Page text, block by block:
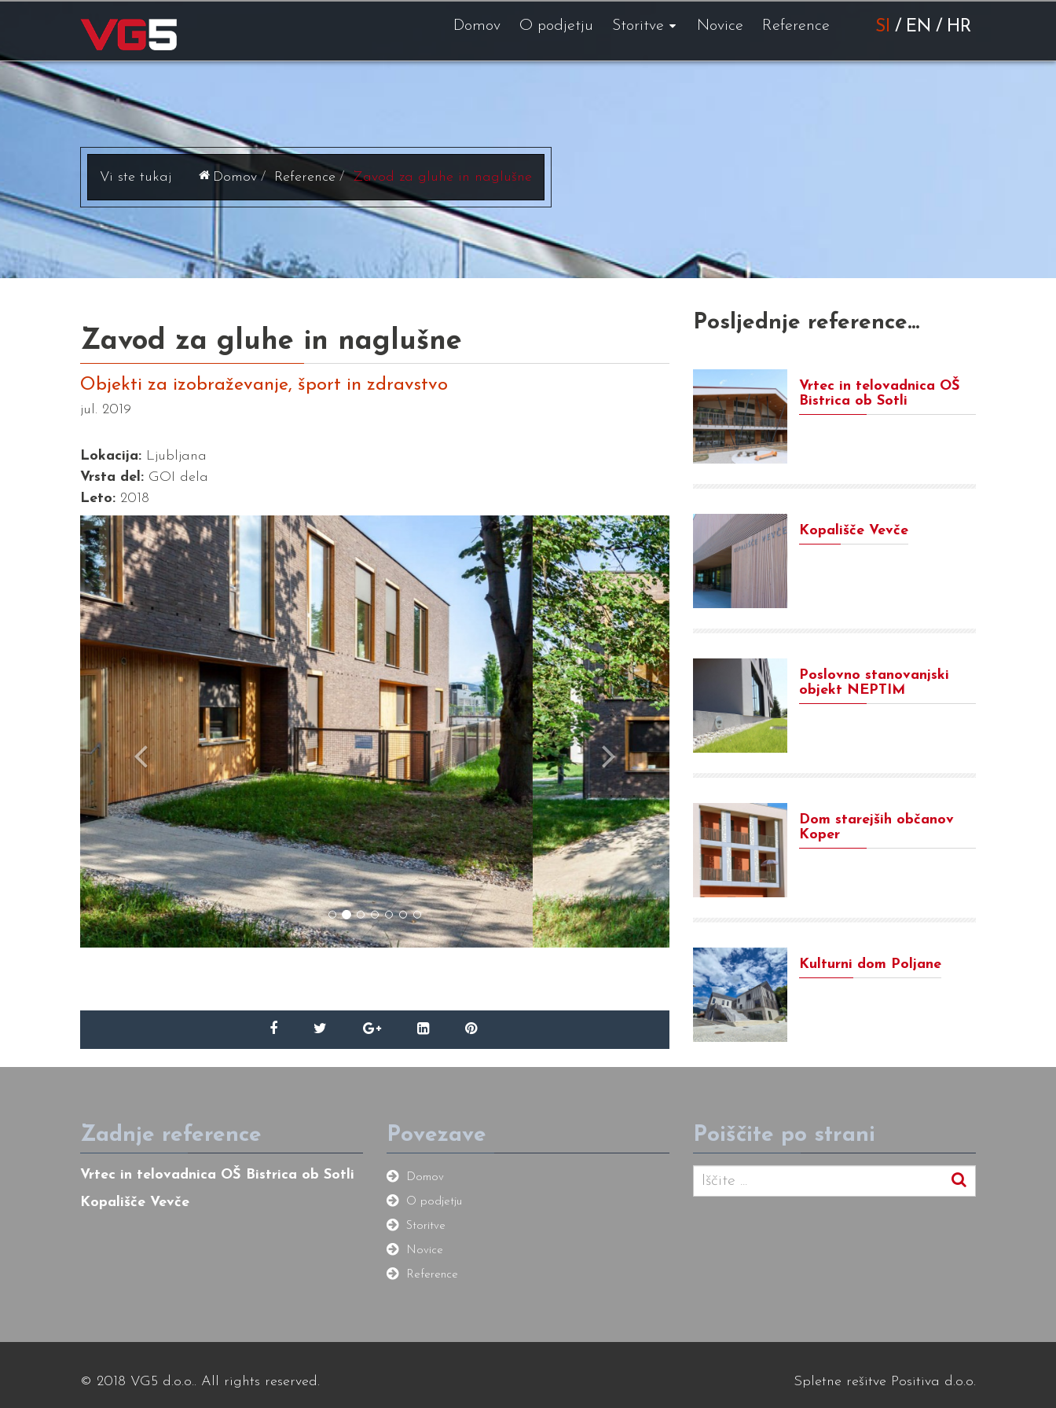
Domov O podjetju Storitve Novice Reference SI / EN / HR
Domov Reference Zavod za gluhe in naglušne
Zavod za gluhe in naglušne
Objekti za izobraževanje, šport in zdravstvo
jul. 2019
Lokacija: Ljubljana
Vrsta del: GOI dela
Leto: 2018
Previous Next
Posljednje reference...
Vrtec in telovadnica OŠ
Bistrica ob Sotli
Kopališče Vevče
Poslovno stanovanjski
objekt NEPTIM
Dom starejših občanov
Koper
Kulturni dom Poljane
Zadnje reference
Vrtec in telovadnica OŠ Bistrica ob Sotli
Kopališče Vevče
Povezave
Domov
O podjetju
Storitve
Novice
Reference
Poiščite po strani
© 2018 VG5 d.o.o.. All rights reserved. Spletne rešitve Positiva d.o.o.